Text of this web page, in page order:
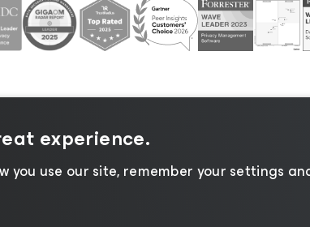
privacidad|Aviso de cookies
experience.
use our site, remember your settings